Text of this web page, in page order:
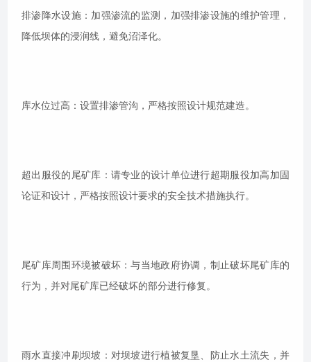
排渗降水设施：加强渗流的监测，加强排渗设施的维护管理，
降低坝体的浸润线，避免沼泽化。
库水位过高：设置排渗管沟，严格按照设计规范建造。
超出服役的尾矿库：请专业的设计单位进行超期服役加高加固
论证和设计，严格按照设计要求的安全技术措施执行。
尾矿库周围环境被破坏：与当地政府协调，制止破坏尾矿库的
行为，并对尾矿库已经破坏的部分进行修复。
雨水直接冲刷坝坡：对坝坡进行植被复垦、防止水土流失，并